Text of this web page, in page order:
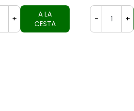
+
A LA
CESTA
- +